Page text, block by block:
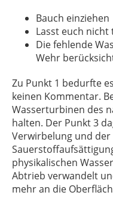
Bauch einziehen
Lasst euch
Die fehlende
Wehr
Zu Punkt 1 bedurfte
keinen Kommentar.
Wasserturbinen des
halten. Der Punkt 3
Verwirbelung und
physikalischen
Abtrieb verwandelt
mehr an die